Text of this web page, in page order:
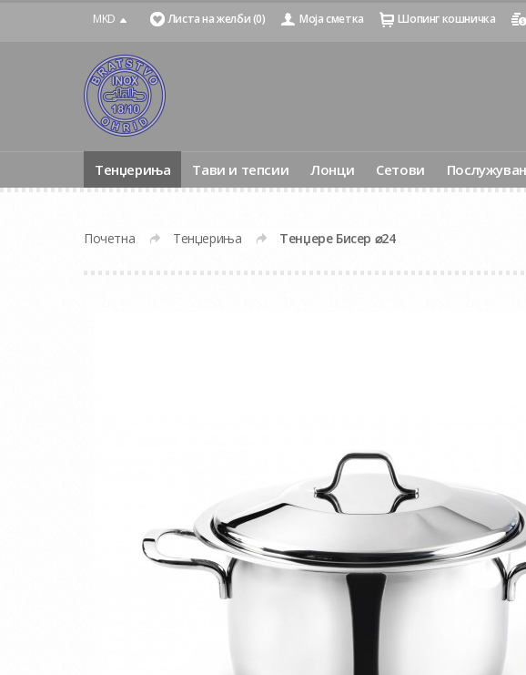
MKD Листа на желби (0) Моја сметка Шопинг кошничка
Тенџериња Тави и тепсии Лонци Сетови
Почетна » Тенџериња » Тенџере Бисер ⌀24